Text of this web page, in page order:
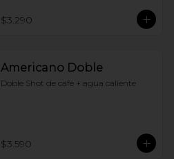
$3.290
Americano Doble
Doble Shot de cafe + agua caliente
$3.590